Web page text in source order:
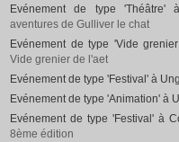
Evénement de type 'Théâtre'
aventures de Gulliver le chat
Evénement de type 'Vide
Vide grenier de l'aet
Evénement de type 'Festival' à
Evénement de type 'Animation' à
Evénement de type 'Festival' à
8ème édition